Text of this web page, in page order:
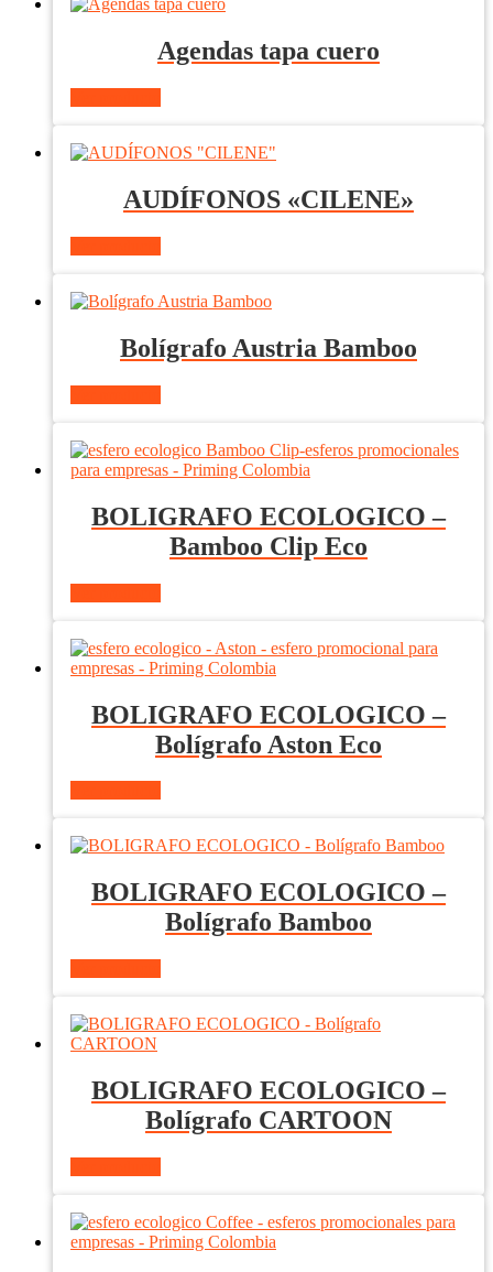
Agendas tapa cuero
AUDÍFONOS «CILENE»
Bolígrafo Austria Bamboo
BOLIGRAFO ECOLOGICO –
Bamboo Clip Eco
BOLIGRAFO ECOLOGICO –
Bolígrafo Aston Eco
BOLIGRAFO ECOLOGICO –
Bolígrafo Bamboo
BOLIGRAFO ECOLOGICO –
Bolígrafo CARTOON